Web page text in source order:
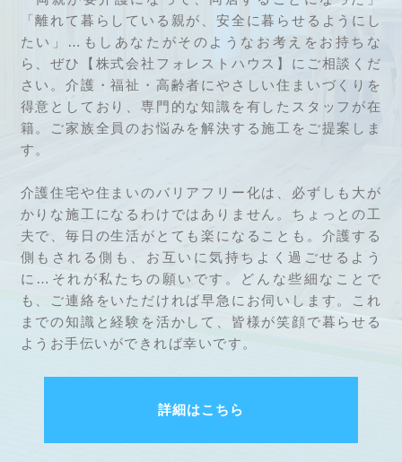
「離れて暮らしている親が、安全に暮らせるようにし
たい」…もしあなたがそのようなお考えをお持ちな
ら、ぜひ【株式会社フォレストハウス】にご相談くだ
さい。介護・福祉・高齢者にやさしい住まいづくりを
得意としており、専門的な知識を有したスタッフが在
籍。ご家族全員のお悩みを解決する施工をご提案しま
す。
介護住宅や住まいのバリアフリー化は、必ずしも大が
かりな施工になるわけではありません。ちょっとの工
夫で、毎日の生活がとても楽になることも。介護する
側もされる側も、お互いに気持ちよく過ごせるよう
に…それが私たちの願いです。どんな些細なことで
も、ご連絡をいただければ早急にお伺いします。これ
までの知識と経験を活かして、皆様が笑顔で暮らせる
ようお手伝いができれば幸いです。
詳細はこちら